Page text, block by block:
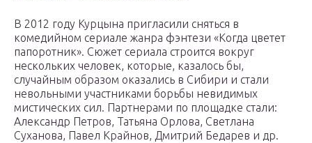
В 2012 году Курцына пригласили сняться в
комедийном сериале жанра фэнтези «Когда цветет
папоротник». Сюжет сериала строится вокруг
нескольких человек, которые, казалось бы,
случайным образом оказались в Сибири и стали
невольными участниками борьбы невидимых
мистических сил. Партнерами по площадке стали:
Александр Петров, Татьяна Орлова, Светлана
Суханова, Павел Крайнов, Дмитрий Бедарев и др.